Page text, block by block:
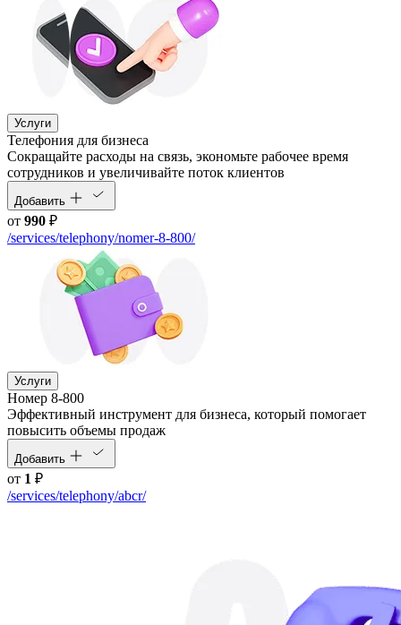
Услуги
Телефония для бизнеса
Cокращайте расходы на связь, экономьте рабочее время
сотрудников и увеличивайте поток клиентов
Добавить
от 990 ₽
/services/telephony/nomer-8-800/
Услуги
Номер 8-800
Эффективный инструмент для бизнеса, который помогает
повысить объемы продаж
Добавить
от 1 ₽
/services/telephony/abcr/